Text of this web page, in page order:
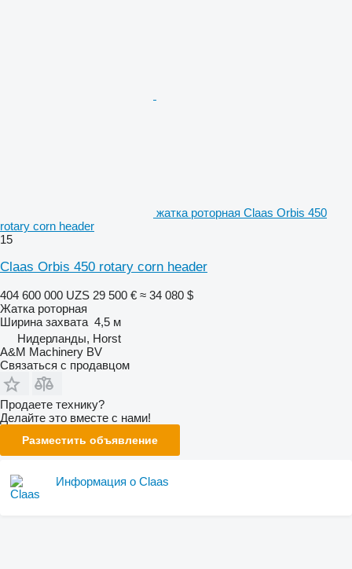
жатка роторная Claas Orbis 450
rotary corn header
15
Claas Orbis 450 rotary corn header
404 600 000 UZS 29 500 € ≈ 34 080 $
Жатка роторная
Ширина захвата 4,5 м
Нидерланды, Horst
A&M Machinery BV
Связаться с продавцом
Продаете технику?
Делайте это вместе с нами!
Разместить объявление
Информация о Claas